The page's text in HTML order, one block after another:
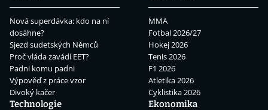
Nová superdávka: kdo na ní
dosáhne?
Sjezd sudetských Němců
Proč vláda zavádí EET?
Padni komu padni
Výpověď z práce vzor
Divoký kačer
MMA
Fotbal 2026/27
Hokej 2026
Tenis 2026
F1 2026
Atletika 2026
Cyklistika 2026
Technologie
Ekonomika